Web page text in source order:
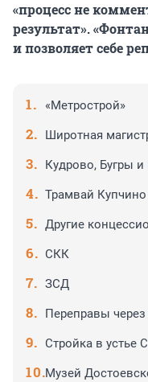
«процесс не
результат».
и позволяет себе
«Метрострой»
Широтная
Кудрово, Бугры
Трамвай
Другие
СКК
ЗСД
Переправы
Стройка в устье
Музей